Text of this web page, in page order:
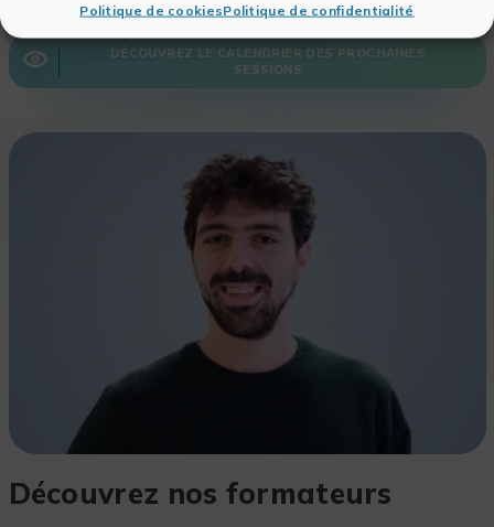
Politique de cookiesPolitique de confidentialité
DÉCOUVREZ LE CALENDRIER DES PROCHAINES
SESSIONS
Découvrez nos formateurs